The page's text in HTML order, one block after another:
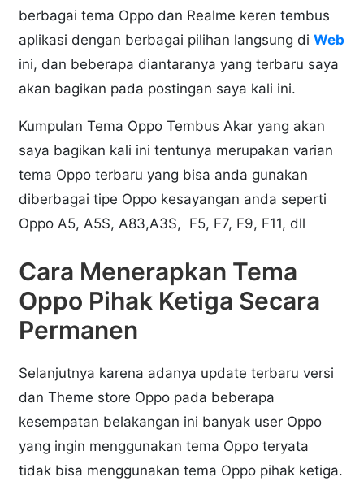
berbagai tema Oppo dan Realme keren tembus
aplikasi dengan berbagai pilihan langsung diWeb
ini, dan beberapa diantaranya yang terbaru saya
akan bagikan pada postingan saya kali ini.
Kumpulan Tema Oppo Tembus Akar yang akan
saya bagikan kali ini tentunya merupakan varian
tema Oppo terbaru yang bisa anda gunakan
diberbagai tipe Oppo kesayangan anda seperti
Oppo A5, A5S, A83,A3S, F5, F7, F9, F11, dll
Cara Menerapkan Tema
Oppo Pihak Ketiga Secara
Permanen
Selanjutnya karena adanya update terbaru versi
dan Theme store Oppo pada beberapa
kesempatan belakangan ini banyak user Oppo
yang ingin menggunakan tema Oppo teryata
tidak bisa menggunakan tema Oppo pihak ketiga.